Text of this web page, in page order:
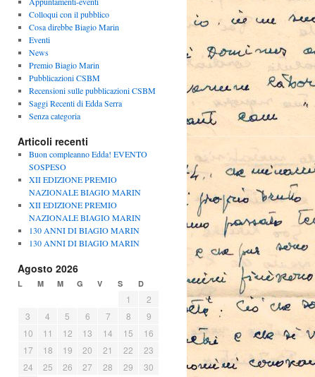
Colloqui con il pubblico
Cosa direbbe Biagio Marin
Eventi
News
Premio Biagio Marin
Pubblicazioni CSBM
Recensioni sulle pubblicazioni CSBM
Saggi Recenti di Edda Serra
Senza categoria
Articoli recenti
Buon compleanno Edda! EVENTO
SOSPESO
XII EDIZIONE PREMIO
NAZIONALE BIAGIO MARIN
XII EDIZIONE PREMIO
NAZIONALE BIAGIO MARIN
130 ANNI DI BIAGIO MARIN
130 ANNI DI BIAGIO MARIN
Agosto 2026
L M M G V S D
1
2
3
4 5 6 7 8
9
10
11 12 13 14 15
16
17
18 19 20 21 22
23
24
25 26 27 28 29
30